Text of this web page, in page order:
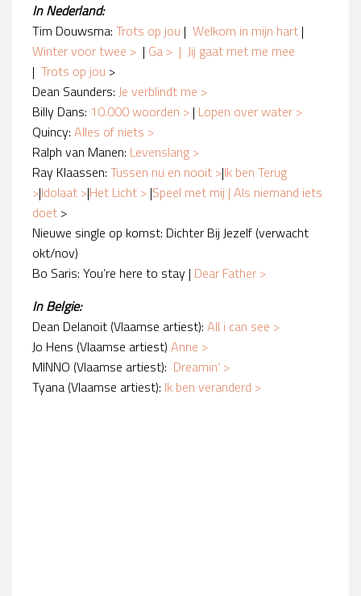
In Nederland:
Tim Douwsma: Trots op jou | Welkom in mijn hart |
Winter voor twee > | Ga > | Jij gaat met me mee
| Trots op jou >
Dean Saunders: Je verblindt me >
Billy Dans: 10.000 woorden > | Lopen over water >
Quincy: Alles of niets >
Ralph van Manen: Levenslang >
Ray Klaassen: Tussen nu en nooit >|Ik ben Terug
>|Idolaat >|Het Licht > |Speel met mij | Als niemand iets
doet >
Nieuwe single op komst: Dichter Bij Jezelf (verwacht
okt/nov)
Bo Saris: You’re here to stay | Dear Father >
In Belgie:
Dean Delanoit (Vlaamse artiest): All i can see >
Jo Hens (Vlaamse artiest) Anne >
MINNO (Vlaamse artiest): Dreamin‘ >
Tyana (Vlaamse artiest): Ik ben veranderd >